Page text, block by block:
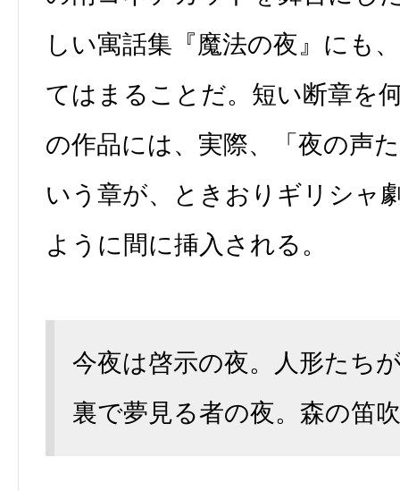
しい寓話集『魔法の夜』にも
てはまることだ。短い断章を
の作品には、実際、「夜の声
いう章が、ときおりギリシャ
ように間に挿入される。
今夜は啓示の夜。人形たち
裏で夢見る者の夜。森の笛